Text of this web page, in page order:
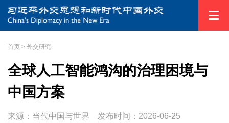
首页 > 外交研究
全球人工智能鸿沟的治理困境与
中国方案
来源：当代中国与世界 发布时间： 2026-06-25